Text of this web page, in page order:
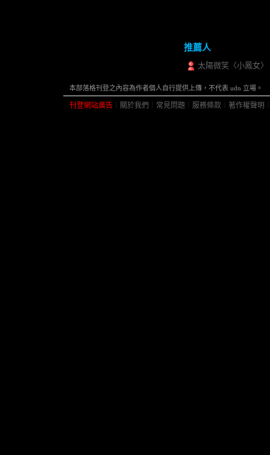
推薦人
太陽微笑〈小鳳女〉
本部落格刊登之內容為作者個人自行提供上傳，不代表 udn 立場。
刊登網站廣告 關於我們 常見問題 服務條款 著作權聲明